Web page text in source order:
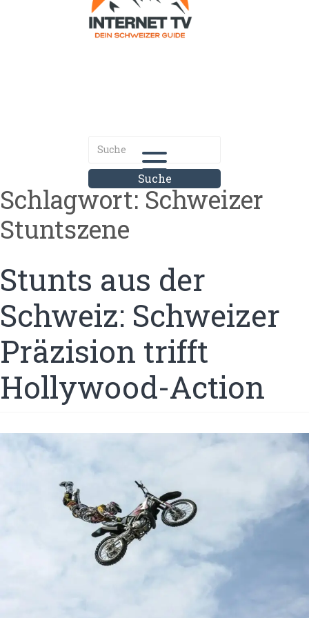
Schlagwort:Schweizer
Stuntszene
Stunts aus der
Schweiz: Schweizer
Präzision trifft
Hollywood-Action